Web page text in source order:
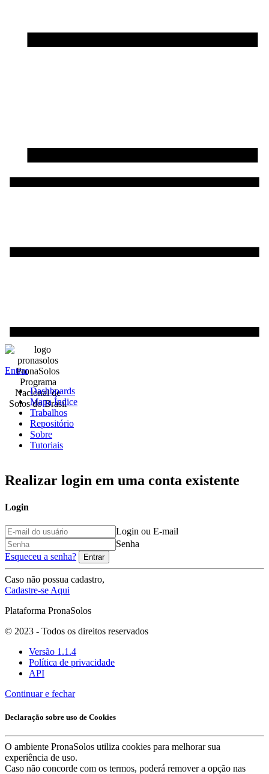
PronaSolos
Programa
Nacional de
Solos do Brasil
Entrar
Dashboards
Mapa Índice
Trabalhos
Repositório
Sobre
Tutoriais
Realizar login em uma conta existente
Login
Login ou E-mail
Senha
Esqueceu a senha?
Entrar
Caso não possua cadastro,
Cadastre-se Aqui
Plataforma PronaSolos
© 2023 - Todos os direitos reservados
Versão 1.1.4
Política de privacidade
API
Continuar e fechar
Declaração sobre uso de Cookies
O ambiente PronaSolos utiliza cookies para melhorar sua
experiência de uso.
Caso não concorde com os termos, poderá remover a opção nas